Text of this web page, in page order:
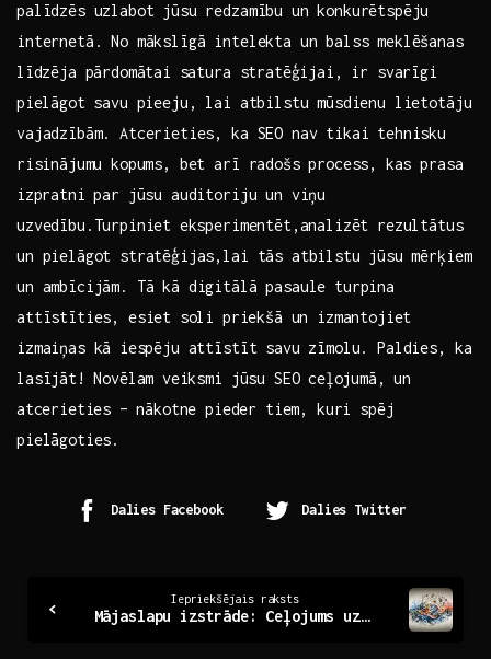
palīdzēs uzlabot‍ jūsu redzamību un konkurētspēju
‌internetā. No mākslīgā intelekta un balss‌ meklēšanas
⁢līdzēja pārdomātai⁣ satura stratēģijai, ir svarīgi
⁣pielāgot savu pieeju, lai atbilstu mūsdienu lietotāju
‍vajadzībām. Atcerieties, ka SEO nav ‌tikai tehnisku
⁢risinājumu kopums, ​bet arī radošs process, ⁢kas prasa
⁤izpratni par jūsu auditoriju un viņu
‍uzvedību.Turpiniet⁤ eksperimentēt,analizēt rezultātus
un pielāgot‌ stratēģijas,lai tās atbilstu jūsu⁣ mērķiem
un ​ambīcijām. Tā kā digitālā pasaule turpina
attīstīties, esiet⁣ soli ⁤priekšā un izmantojiet
izmaiņas kā ⁢iespēju attīstīt​ savu zīmolu. Paldies, ka
lasījāt! ⁢Novēlam⁢ veiksmi‌ jūsu ‌SEO ⁢ceļojumā, un
⁣atcerieties‍ – ⁤nākotne ⁤pieder tiem, kuri spēj
pielāgoties.
Dalies Facebook Dalies Twitter
Reading
Iepriekšējais raksts
Mājaslapu izstrāde: Ceļojums uz digitālās identitātes veidošanu